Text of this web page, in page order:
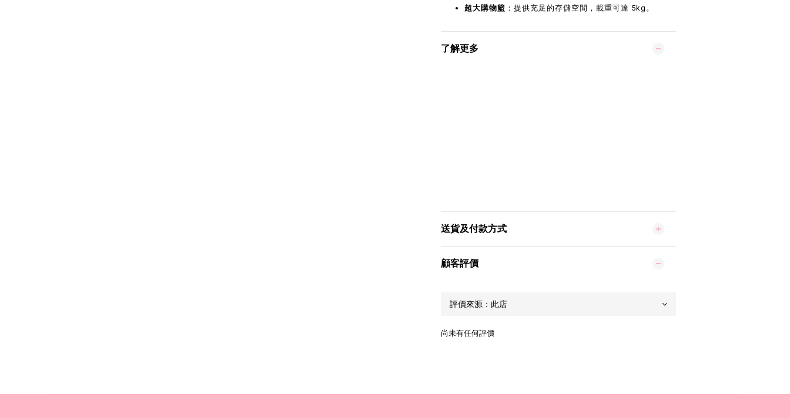
超大購物籃 ：提供充足的存儲空間，載重可達 5kg。
了解更多
送貨及付款方式
顧客評價
尚未有任何評價